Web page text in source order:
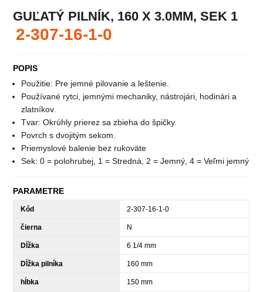
GUĽATÝ PILNÍK, 160 X 3.0MM, SEK 1
2-307-16-1-0
POPIS
Použitie: Pre jemné pilovanie a leštenie.
Používané rytci, jemnými mechaniky, nástrojári, hodinári a
zlatníkov.
Tvar: Okrúhly prierez sa zbieha do špičky.
Povrch s dvojitým sekom.
Priemyslové balenie bez rukoväte
Sek: 0 = polohrubej, 1 = Stredná, 2 = Jemný, 4 = Veľmi jemný
PARAMETRE
Kód 2-307-16-1-0
čierna N
Dĺžka 6 1/4 mm
Dĺžka pilníka 160 mm
hĺbka 150 mm